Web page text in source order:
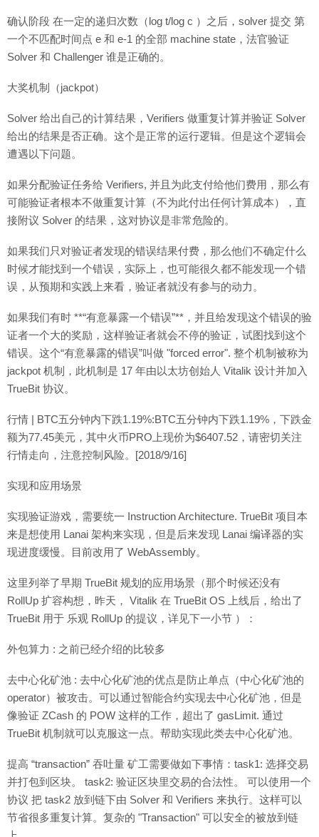
确认阶段 在一定的递归次数（log t/log c ）之后，solver 提交 第
一个不匹配时间点 e 和 e-1 的全部 machine state，法官验证
Solver 和 Challenger 谁是正确的。
大奖机制（jackpot）
Solver 给出自己的计算结果，Verifiers 做重复计算并验证 Solver
给出的结果是否正确。这个是正常的运行逻辑。但是这个逻辑会
遭遇以下问题。
如果分配验证任务给 Verifiers, 并且为此支付给他们费用，那么有
可能验证者根本不做重复计算（不为此付出任何计算成本），直
接附议 Solver 的结果，这对协议是非常危险的。
如果我们只对验证者发现的错误结果付费，那么他们不确定什么
时候才能找到一个错误，实际上，也可能很久都不能发现一个错
误，从预期和实践上来看，验证者就没有参与的动力。
如果我们有时 **“有意暴露一个错误”**，并且给发现这个错误的验
证者一个大的奖励，这样验证者就会不停的验证，试图找到这个
错误。这个“有意暴露的错误”叫做 "forced error". 整个机制被称为
jackpot 机制，此机制是 17 年由以太坊创始人 Vitalik 设计并加入
TrueBit 协议。
行情 | BTC五分钟内下跌1.19%:BTC五分钟内下跌1.19%，下跌金
额为77.45美元，其中火币PRO上现价为$6407.52，请密切关注
行情走向，注意控制风险。[2018/9/16]
实现和应用场景
实现验证游戏，需要统一 Instruction Architecture. TrueBit 项目本
来是想使用 Lanai 架构来实现，但是后来发现 Lanai 编译器的实
现进度缓慢。目前改用了 WebAssembly。
这里列举了早期 TrueBit 规划的应用场景（那个时候还没有
RollUp 扩容构想，昨天， Vitalik 在 TrueBit OS 上线后，给出了
TrueBit 用于 乐观 RollUp 的提议，详见下一小节 ）：
外包算力 : 之前已经介绍的比较多
去中心化矿池 : 去中心化矿池的优点是防止单点（中心化矿池的
operator）被攻击。可以通过智能合约实现去中心化矿池，但是
像验证 ZCash 的 POW 这样的工作，超出了 gasLimit. 通过
TrueBit 机制就可以克服这一点。帮助实现此类去中心化矿池。
提高 “transaction” 吞吐量 矿工需要做如下事情：task1: 选择交易
并打包到区块。 task2: 验证区块里交易的合法性。 可以使用一个
协议 把 task2 放到链下由 Solver 和 Verifiers 来执行。这样可以
节省很多重复计算。复杂的 "Transaction" 可以安全的被放到链